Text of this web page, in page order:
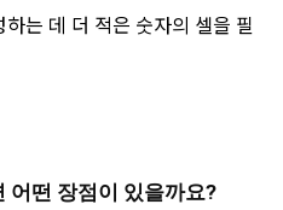
는 데 더 적은 숫자의 셀을 필
어떤 장점이 있을까요?